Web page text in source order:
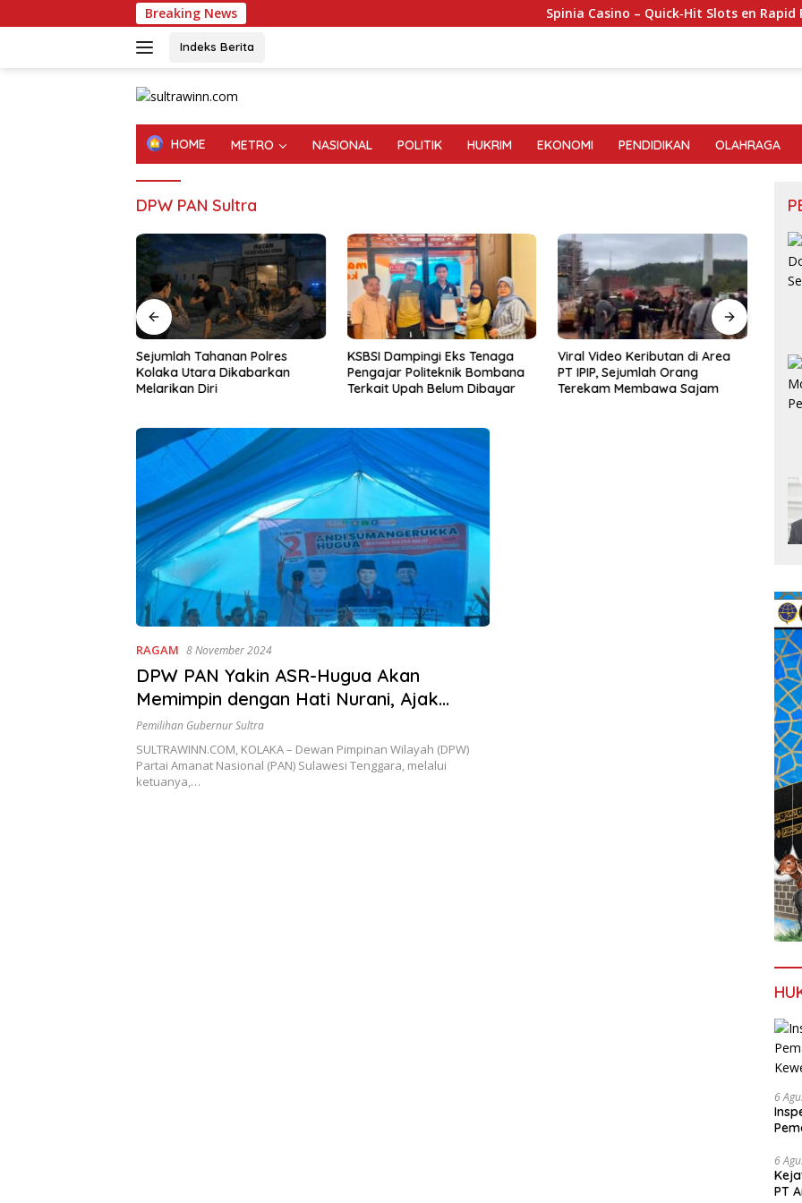
ke
Breaking News Spinia Casino – Quick‑Hit Slots en Rapid
Indeks Berita
HOME METRO NASIONAL POLITIK HUKRIM EKONOMI PENDIDIKAN OLAHRAGA
DPW PAN Sultra
Sejumlah Tahanan Polres
Kolaka Utara Dikabarkan
Melarikan Diri
KSBSI Dampingi Eks Tenaga
Pengajar Politeknik Bombana
Terkait Upah Belum Dibayar
Viral Video Keributan di Area
PT IPIP, Sejumlah Orang
Terekam Membawa Sajam
RAGAM 8 November 2024
DPW PAN Yakin ASR-Hugua Akan
Memimpin dengan Hati Nurani, Ajak
Masyarakat Kolaka Bersama
Menyongsong Perubahan
Pemilihan Gubernur Sultra
SULTRAWINN.COM, KOLAKA – Dewan Pimpinan Wilayah (DPW)
Partai Amanat Nasional (PAN) Sulawesi Tenggara, melalui
ketuanya,…
6
6
PT